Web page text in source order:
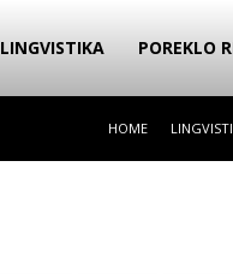
LINGVISTIKA POREKLO
HOME